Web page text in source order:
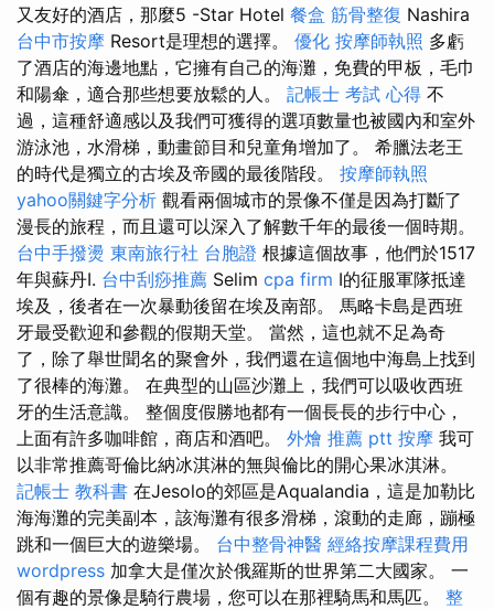
又友好的酒店，那麼5 -Star Hotel 餐盒 筋骨整復 Nashira
台中市按摩 Resort是理想的選擇。 優化 按摩師執照 多虧
了酒店的海邊地點，它擁有自己的海灘，免費的甲板，毛巾
和陽傘，適合那些想要放鬆的人。 記帳士 考試 心得 不
過，這種舒適感以及我們可獲得的選項數量也被國內和室外
游泳池，水滑梯，動畫節目和兒童角增加了。 希臘法老王
的時代是獨立的古埃及帝國的最後階段。 按摩師執照
yahoo關鍵字分析 觀看兩個城市的景像不僅是因為打斷了
漫長的旅程，而且還可以深入了解數千年的最後一個時期。
台中手撥燙 東南旅行社 台胞證 根據這個故事，他們於1517
年與蘇丹I. 台中刮痧推薦 Selim cpa firm I的征服軍隊抵達
埃及，後者在一次暴動後留在埃及南部。 馬略卡島是西班
牙最受歡迎和參觀的假期天堂。 當然，這也就不足為奇
了，除了舉世聞名的聚會外，我們還在這個地中海島上找到
了很棒的海灘。 在典型的山區沙灘上，我們可以吸收西班
牙的生活意識。 整個度假勝地都有一個長長的步行中心，
上面有許多咖啡館，商店和酒吧。 外燴 推薦 ptt 按摩 我可
以非常推薦哥倫比納冰淇淋的無與倫比的開心果冰淇淋。
記帳士 教科書 在Jesolo的郊區是Aqualandia，這是加勒比
海海灘的完美副本，該海灘有很多滑梯，滾動的走廊，蹦極
跳和一個巨大的遊樂場。 台中整骨神醫 經絡按摩課程費用
wordpress 加拿大是僅次於俄羅斯的世界第二大國家。 一
個有趣的景像是騎行農場，您可以在那裡騎馬和馬匹。 整